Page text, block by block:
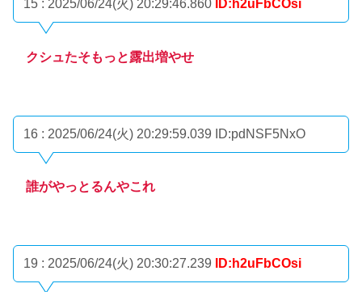
15 : 2025/06/24(火) 20:29:46.860 ID:h2uFbCOsi
クシュたそもっと露出増やせ
16 : 2025/06/24(火) 20:29:59.039 ID:pdNSF5NxO
誰がやっとるんやこれ
19 : 2025/06/24(火) 20:30:27.239 ID:h2uFbCOsi